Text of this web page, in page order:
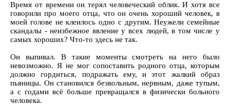
Время от времени он терял человеческий облик. И хотя все
говорили про моего отца, что он очень хороший человек, в
моей голове не клеилось одно с другим. Неужели семейные
скандалы - неизбежное явление у всех людей, в том числе у
самых хороших? Что-то здесь не так.
Он выпивал. В такие моменты смотреть на него было
невозможно. Я не мог сопоставить родного отца, которым
должно гордиться, подражать ему, и этот жалкий образ
пьяницы. Он становился безвольным, нервным, даже тупым,
а с годами всё больше превращался в физически больного
человека.